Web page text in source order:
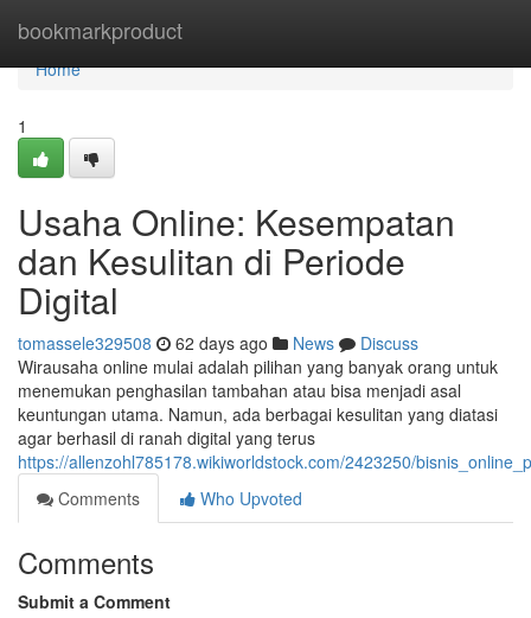
bookmarkproduct
Home
Home
1
Usaha Online: Kesempatan
dan Kesulitan di Periode
Digital
tomassele329508 62 days ago News
Discuss
Wirausaha online mulai adalah pilihan yang banyak orang untuk
menemukan penghasilan tambahan atau bisa menjadi asal
keuntungan utama. Namun, ada berbagai kesulitan yang diatasi
agar berhasil di ranah digital yang terus
https://allenzohl785178.wikiworldstock.com/2423250/
Comments
Who Upvoted
Comments
Submit a Comment